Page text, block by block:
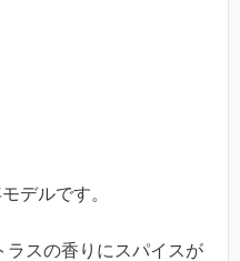
デルです。
ラスの香りにスパイスが